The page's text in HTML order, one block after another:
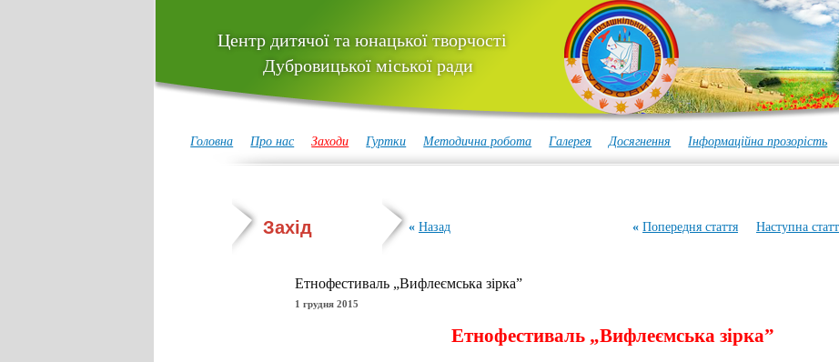
Центр дитячої та юнацької творчості
Дубровицької міської ради
Головна Про нас Заходи Гуртки Методична робота Галерея Досягнення Інформаційна прозорість
Захід « Назад « Попередня стаття Наступна
Етнофестиваль „Вифлеємська зірка”
1 грудня 2015
Етнофестиваль „Вифлеємська зірка”